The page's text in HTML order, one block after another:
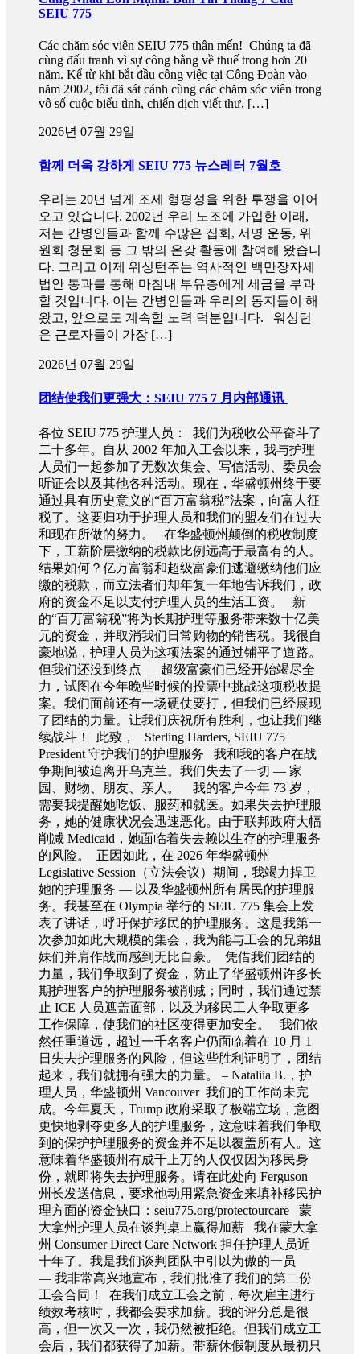
SEIU 775
Các chăm sóc viên SEIU 775 thân mến! Chúng ta đã
cùng đấu tranh vì sự công bằng về thuế trong hơn 20
năm. Kể từ khi bắt đầu công việc tại Công Đoàn vào
năm 2002, tôi đã sát cánh cùng các chăm sóc viên trong
vô số cuộc biểu tình, chiến dịch viết thư, […]
2026년 07월 29일
함께 더욱 강하게 SEIU 775 뉴스레터 7월호
우리는 20년 넘게 조세 형평성을 위한 투쟁을 이어
오고 있습니다. 2002년 우리 노조에 가입한 이래,
저는 간병인들과 함께 수많은 집회, 서명 운동, 위
원회 청문회 등 그 밖의 온갖 활동에 참여해 왔습니
다. 그리고 이제 워싱턴주는 역사적인 백만장자세
법안 통과를 통해 마침내 부유층에게 세금을 부과
할 것입니다. 이는 간병인들과 우리의 동지들이 해
왔고, 앞으로도 계속할 노력 덕분입니다. 워싱턴
은 근로자들이 가장 […]
2026년 07월 29일
团结使我们更强大：SEIU 775 7 月内部通讯
各位 SEIU 775 护理人员： 我们为税收公平奋斗了
二十多年。自从 2002 年加入工会以来，我与护理
人员们一起参加了无数次集会、写信活动、委员会
听证会以及其他各种活动。现在，华盛顿州终于要
通过具有历史意义的“百万富翁税”法案，向富人征
税了。这要归功于护理人员和我们的盟友们在过去
和现在所做的努力。 在华盛顿州颠倒的税收制度
下，工薪阶层缴纳的税款比例远高于最富有的人。
结果如何？亿万富翁和超级富豪们逃避缴纳他们应
缴的税款，而立法者们却年复一年地告诉我们，政
府的资金不足以支付护理人员的生活工资。 新
的“百万富翁税”将为长期护理等服务带来数十亿美
元的资金，并取消我们日常购物的销售税。我很自
豪地说，护理人员为这项法案的通过铺平了道路。
但我们还没到终点 — 超级富豪们已经开始竭尽全
力，试图在今年晚些时候的投票中挑战这项税收提
案。我们面前还有一场硬仗要打，但我们已经展现
了团结的力量。让我们庆祝所有胜利，也让我们继
续战斗！ 此致， Sterling Harders, SEIU 775
President 守护我们的护理服务 我和我的客户在战
争期间被迫离开乌克兰。我们失去了一切 — 家
园、财物、朋友、亲人。 我的客户今年 73 岁，
需要我提醒她吃饭、服药和就医。如果失去护理服
务，她的健康状况会迅速恶化。由于联邦政府大幅
削减 Medicaid，她面临着失去赖以生存的护理服务
的风险。 正因如此，在 2026 年华盛顿州
Legislative Session（立法会议）期间，我竭力捍卫
她的护理服务 — 以及华盛顿州所有居民的护理服
务。我甚至在 Olympia 举行的 SEIU 775 集会上发
表了讲话，呼吁保护移民的护理服务。这是我第一
次参加如此大规模的集会，我为能与工会的兄弟姐
妹们并肩作战而感到无比自豪。 凭借我们团结的
力量，我们争取到了资金，防止了华盛顿州许多长
期护理客户的护理服务被削减；同时，我们通过禁
止 ICE 人员遮盖面部，以及为移民工人争取更多
工作保障，使我们的社区变得更加安全。 我们依
然任重道远，超过一千名客户仍面临着在 10 月 1
日失去护理服务的风险，但这些胜利证明了，团结
起来，我们就拥有强大的力量。 – Nataliia B.，护
理人员，华盛顿州 Vancouver 我们的工作尚未完
成。今年夏天，Trump 政府采取了极端立场，意图
更快地剥夺更多人的护理服务，这意味着我们争取
到的保护护理服务的资金并不足以覆盖所有人。这
意味着华盛顿州有成千上万的人仅仅因为移民身
份，就即将失去护理服务。请在此处向 Ferguson
州长发送信息，要求他动用紧急资金来填补移民护
理方面的资金缺口：seiu775.org/protectourcare 蒙
大拿州护理人员在谈判桌上赢得加薪 我在蒙大拿
州 Consumer Direct Care Network 担任护理人员近
十年了。我是我们谈判团队中引以为傲的一员
— 我非常高兴地宣布，我们批准了我们的第二份
工会合同！ 在我们成立工会之前，每次雇主进行
绩效考核时，我都会要求加薪。我的评分总是很
高，但一次又一次，我仍然被拒绝。但我们成立工
会后，我们都获得了加薪。带薪休假制度从最初只